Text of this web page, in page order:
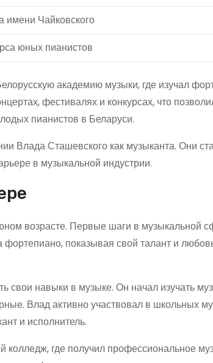
имени Чайковского
юных пианистов
академию музыки, где изучал
фестивалях и конкурсах, что
пианистов в Беларуси.
Влада Сташевского как музыканта. Они
в музыкальной индустрии.
возрасте. Первые шаги в музыкальной
показывая свой талант и
навыки в музыке. Он начал изучать
Влад активно участвовал в школьных
и исполнитель.
где получил профессиональное